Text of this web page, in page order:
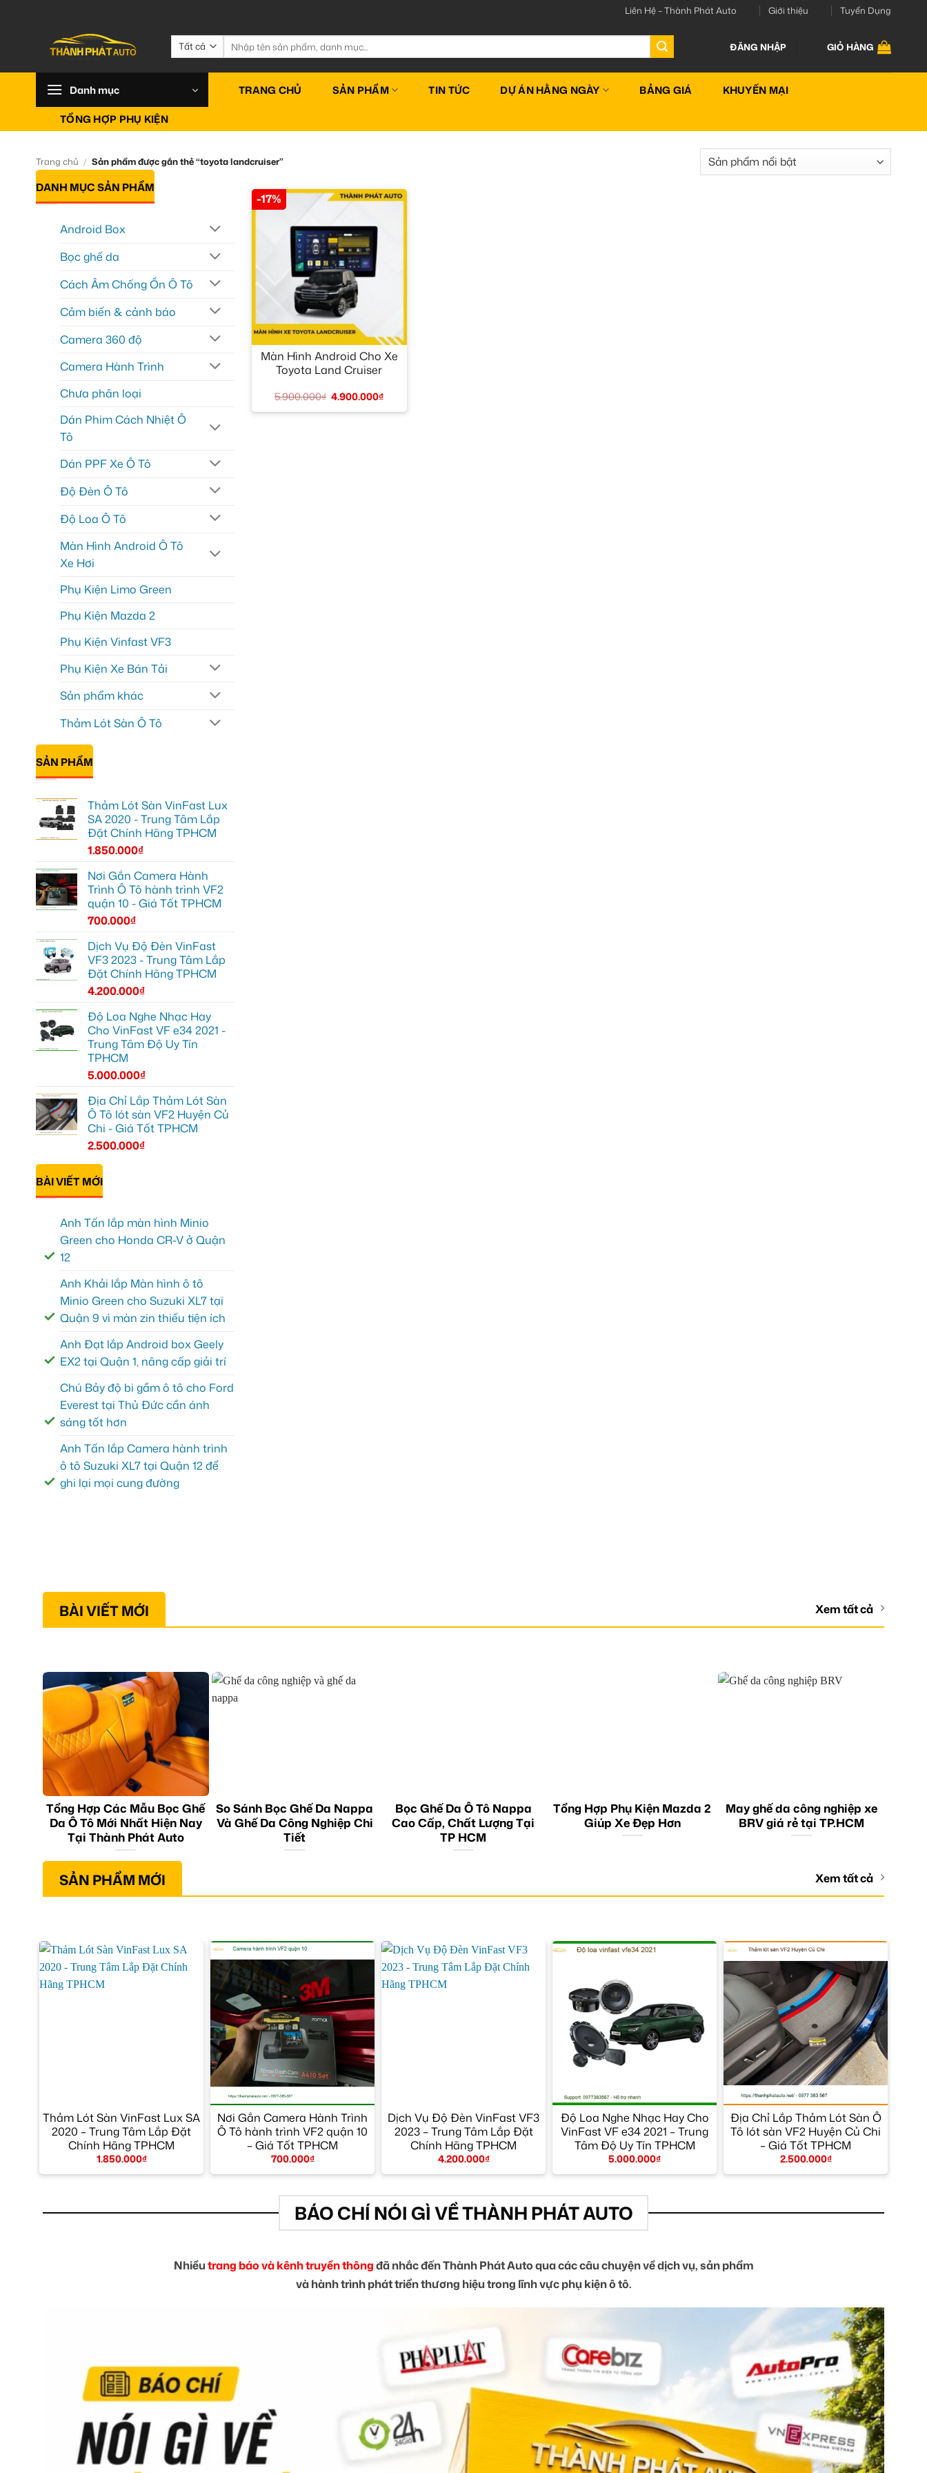
Liên Hệ – Thành Phát Auto Giới thiệu Tuyển Dụng
Tìm
kiếm:
ĐĂNG NHẬP GIỎ HÀNG
Danh mục TRANG CHỦ SẢN PHẨM TIN TỨC DỰ ÁN HẰNG NGÀY BẢNG GIÁ KHUYẾN MẠI
TỔNG HỢP PHỤ KIỆN
Trang chủ / Sản phẩm được gắn thẻ “toyota landcruiser”
DANH MỤC SẢN PHẨM
Android Box
Bọc ghế da
Cách Âm Chống Ồn Ô Tô
Cảm biến & cảnh báo
Camera 360 độ
Camera Hành Trình
Chưa phân loại
Dán Phim Cách Nhiệt Ô
Tô
Dán PPF Xe Ô Tô
Độ Đèn Ô Tô
Độ Loa Ô Tô
Màn Hình Android Ô Tô
Xe Hơi
Phụ Kiện Limo Green
Phụ Kiện Mazda 2
Phụ Kiện Vinfast VF3
Phụ Kiện Xe Bán Tải
Sản phẩm khác
Thảm Lót Sàn Ô Tô
SẢN PHẨM
Thảm Lót Sàn VinFast Lux
SA 2020 - Trung Tâm Lắp
Đặt Chính Hãng TPHCM
1.850.000₫
Nơi Gắn Camera Hành
Trình Ô Tô hành trình VF2
quận 10 - Giá Tốt TPHCM
700.000₫
Dịch Vụ Độ Đèn VinFast
VF3 2023 - Trung Tâm Lắp
Đặt Chính Hãng TPHCM
4.200.000₫
Độ Loa Nghe Nhạc Hay
Cho VinFast VF e34 2021 -
Trung Tâm Độ Uy Tín
TPHCM
5.000.000₫
Địa Chỉ Lắp Thảm Lót Sàn
Ô Tô lót sàn VF2 Huyện Củ
Chi - Giá Tốt TPHCM
2.500.000₫
BÀI VIẾT MỚI
Anh Tấn lắp màn hình Minio
Green cho Honda CR-V ở Quận
12
Anh Khải lắp Màn hình ô tô
Minio Green cho Suzuki XL7 tại
Quận 9 vì màn zin thiếu tiện ích
Anh Đạt lắp Android box Geely
EX2 tại Quận 1, nâng cấp giải trí
Chú Bảy độ bi gầm ô tô cho Ford
Everest tại Thủ Đức cần ánh
sáng tốt hơn
Anh Tấn lắp Camera hành trình
ô tô Suzuki XL7 tại Quận 12 để
ghi lại mọi cung đường
-17%
+
Màn Hình Android Cho Xe
Toyota Land Cruiser
5.900.000₫ 4.900.000₫
BÀI VIẾT MỚI Xem tất cả
Tổng Hợp Các Mẫu Bọc Ghế
Da Ô Tô Mới Nhất Hiện Nay
Tại Thành Phát Auto
So Sánh Bọc Ghế Da Nappa
Và Ghế Da Công Nghiệp Chi
Tiết
Bọc Ghế Da Ô Tô Nappa
Cao Cấp, Chất Lượng Tại
TP HCM
Tổng Hợp Phụ Kiện Mazda 2
Giúp Xe Đẹp Hơn
May ghế da công nghiệp xe
BRV giá rẻ tại TP.HCM
SẢN PHẨM MỚI Xem tất cả
Thảm Lót Sàn VinFast Lux SA
2020 – Trung Tâm Lắp Đặt
Chính Hãng TPHCM
1.850.000₫
Nơi Gắn Camera Hành Trình
Ô Tô hành trình VF2 quận 10
– Giá Tốt TPHCM
700.000₫
Dịch Vụ Độ Đèn VinFast VF3
2023 – Trung Tâm Lắp Đặt
Chính Hãng TPHCM
4.200.000₫
Độ Loa Nghe Nhạc Hay Cho
VinFast VF e34 2021 – Trung
Tâm Độ Uy Tín TPHCM
5.000.000₫
Địa Chỉ Lắp Thảm Lót Sàn Ô
Tô lót sàn VF2 Huyện Củ Chi
– Giá Tốt TPHCM
2.500.000₫
BÁO CHÍ NÓI GÌ VỀ THÀNH PHÁT AUTO
Nhiềutrang báo và kênh truyền thôngđã nhắc đến Thành Phát Auto qua các câu chuyện về dịch vụ, sản phẩm
và hành trình phát triển thương hiệu trong lĩnh vực phụ kiện ô tô.